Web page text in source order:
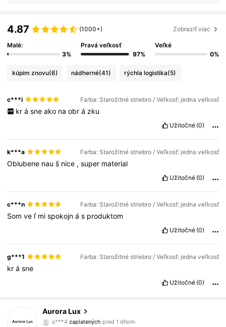
4.87 (1000+) Zobraziť viac
Malé:
3%
Pravá veľkosť
97%
Veľké
0%
kúpim znovu(6) nádherné(41) rýchla logistika(5)
c***i Farba: Starožitné striebro / Veľkosť: jedna veľkosť
kr á sne ako na obr á zku
Užitočné (0)
k***a Farba: Starožitné striebro / Veľkosť: jedna veľkosť
Oblubene nauš nice ,super material
Užitočné (0)
c***n Farba: Starožitné striebro / Veľkosť: jedna veľkosť
Somve ľ mispokojnás produktom
Užitočné (0)
g***1 Farba: Starožitné striebro / Veľkosť: jedna veľkosť
krásne
Užitočné (0)
Aurora Lux
s***4 zaplatených
4***5 nasledovanépred 1 dňom